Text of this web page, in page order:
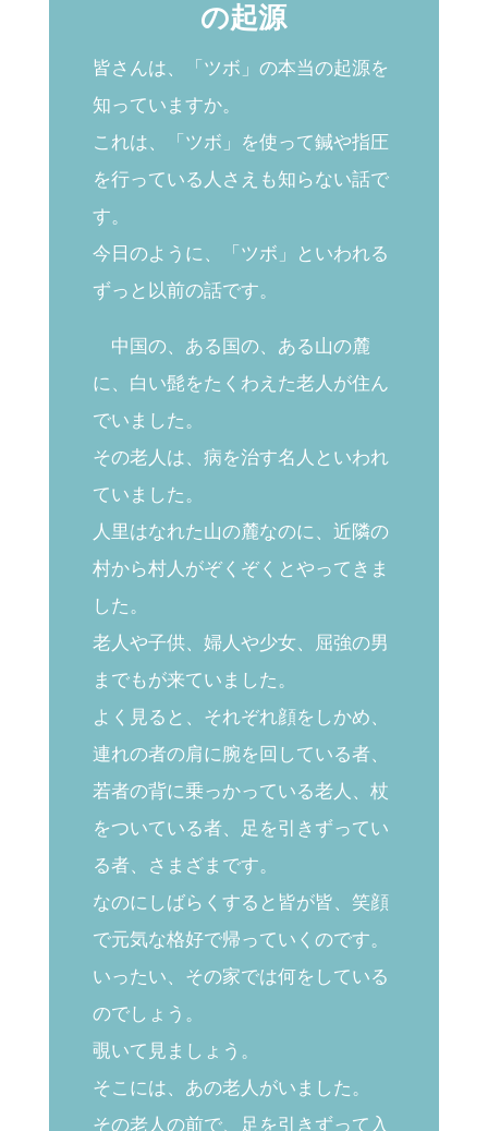
の起源
皆さんは、「ツボ」の本当の起源を
知っていますか。
これは、「ツボ」を使って鍼や指圧
を行っている人さえも知らない話で
す。
今日のように、「ツボ」といわれる
ずっと以前の話です。
中国の、ある国の、ある山の麓
に、白い髭をたくわえた老人が住ん
でいました。
その老人は、病を治す名人といわれ
ていました。
人里はなれた山の麓なのに、近隣の
村から村人がぞくぞくとやってきま
した。
老人や子供、婦人や少女、屈強の男
までもが来ていました。
よく見ると、それぞれ顔をしかめ、
連れの者の肩に腕を回している者、
若者の背に乗っかっている老人、杖
をついている者、足を引きずってい
る者、さまざまです。
なのにしばらくすると皆が皆、笑顔
で元気な格好で帰っていくのです。
いったい、その家では何をしている
のでしょう。
覗いて見ましょう。
そこには、あの老人がいました。
その老人の前で、足を引きずって入